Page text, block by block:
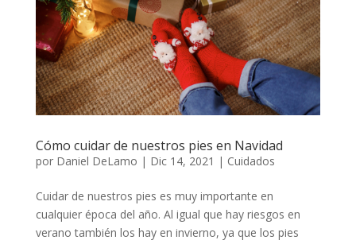
Cómo cuidar de nuestros pies en Navidad
por Daniel DeLamo | Dic 14, 2021 | Cuidados
Cuidar de nuestros pies es muy importante en
cualquier época del año. Al igual que hay riesgos en
verano también los hay en invierno, ya que los pies